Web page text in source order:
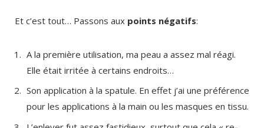
Et c’est tout… Passons aux points négatifs:
A la première utilisation, ma peau a assez mal réagi.
Elle était irritée à certains endroits…
Son application à la spatule. En effet j’ai une préférence
pour les applications à la main ou les masques en tissu.